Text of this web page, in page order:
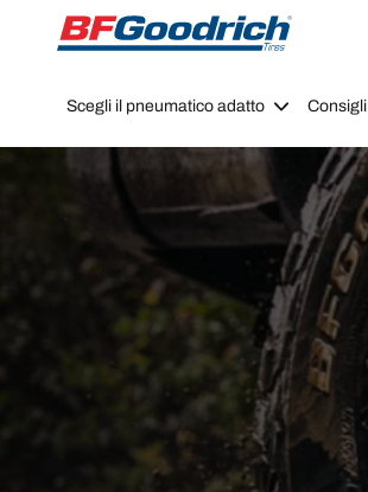
Go to page content
Go to page navigation
Scegli il pneumatico adatto Consigli